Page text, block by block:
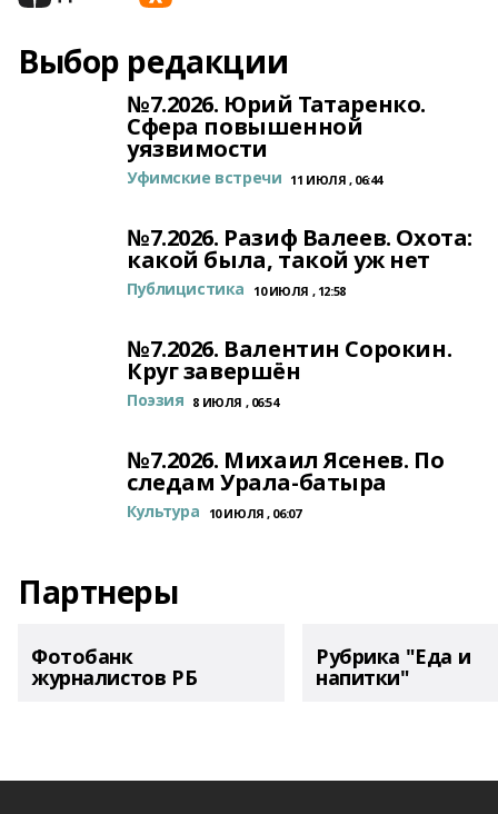
Выбор редакции
№7.2026. Юрий Татаренко.
Сфера повышенной
уязвимости
Уфимские встречи 11 ИЮЛЯ , 06:44
№7.2026. Разиф Валеев. Охота:
какой была, такой уж нет
Публицистика 10 ИЮЛЯ , 12:58
№7.2026. Валентин Сорокин.
Круг завершён
Поэзия 8 ИЮЛЯ , 06:54
№7.2026. Михаил Ясенев. По
следам Урала-батыра
Культура 10 ИЮЛЯ , 06:07
Партнеры
Фотобанк
журналистов РБ
Рубрика "Еда и
напитки"